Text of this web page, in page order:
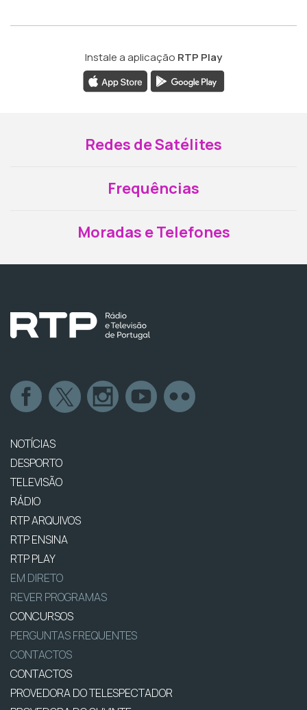
Instale a aplicação RTP Play
Redes de Satélites
Frequências
Moradas e Telefones
NOTÍCIAS
DESPORTO
TELEVISÃO
RÁDIO
RTP ARQUIVOS
RTP ENSINA
RTP PLAY
EM DIRETO
REVER PROGRAMAS
CONCURSOS
PERGUNTAS FREQUENTES
CONTACTOS
CONTACTOS
PROVEDORA DO TELESPECTADOR